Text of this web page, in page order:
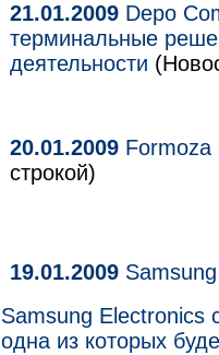
21.01.2009 Depo
терминальные
деятельности
20.01.2009 Formoza
строкой)
19.01.2009
Samsung Electronics
одна из которых